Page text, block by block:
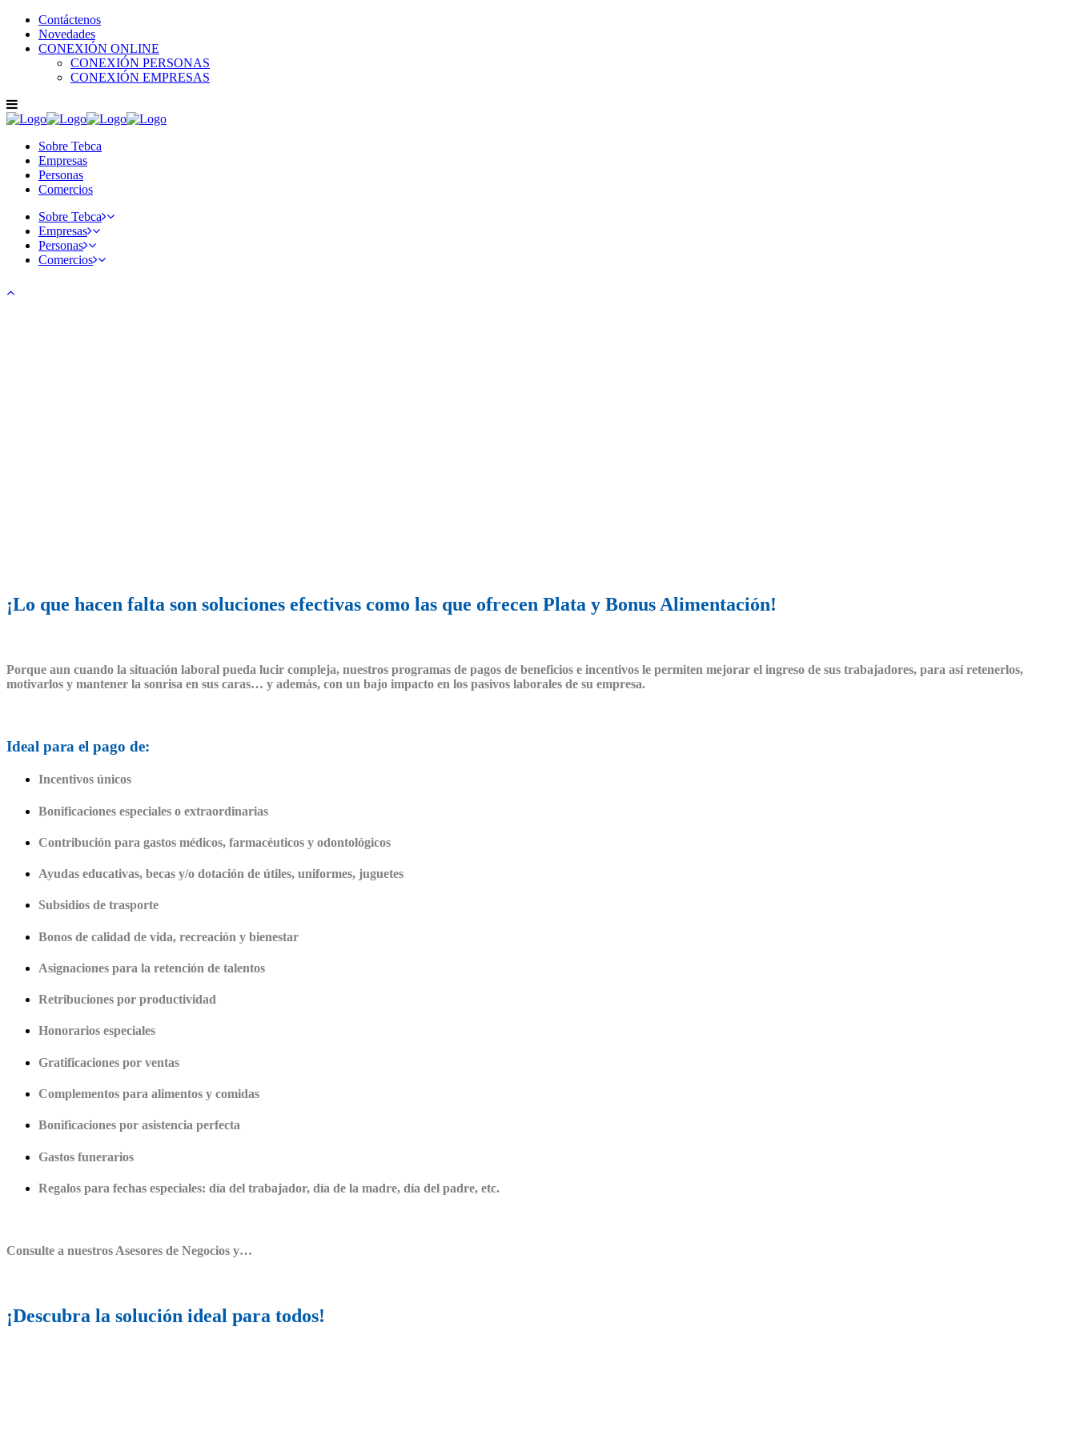
Contáctenos
Novedades
CONEXIÓN ONLINE
CONEXIÓN PERSONAS
CONEXIÓN EMPRESAS
Sobre Tebca
Empresas
Personas
Comercios
Sobre Tebca
Empresas
Personas
Comercios
¡Lo que hacen falta son soluciones efectivas como las que ofrecen Plata y Bonus Alimentación!
Porque aun cuando la situación laboral pueda lucir compleja, nuestros programas de pagos de beneficios e incentivos le permiten mejorar el ingreso de sus trabajadores, para así retenerlos,
motivarlos y mantener la sonrisa en sus caras… y además, con un bajo impacto en los pasivos laborales de su empresa.
Ideal para el pago de:
Incentivos únicos
Bonificaciones especiales o extraordinarias
Contribución para gastos médicos, farmacéuticos y odontológicos
Ayudas educativas, becas y/o dotación de útiles, uniformes, juguetes
Subsidios de trasporte
Bonos de calidad de vida, recreación y bienestar
Asignaciones para la retención de talentos
Retribuciones por productividad
Honorarios especiales
Gratificaciones por ventas
Complementos para alimentos y comidas
Bonificaciones por asistencia perfecta
Gastos funerarios
Regalos para fechas especiales: día del trabajador, día de la madre, día del padre, etc.
Consulte a nuestros Asesores de Negocios y…
¡Descubra la solución ideal para todos!